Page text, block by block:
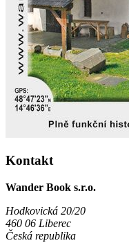
Kontakt
Wander Book s.r.o.
Hodkovická 20/20
460 06 Liberec
Česká republika